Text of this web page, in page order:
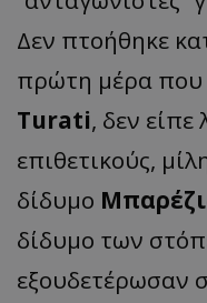
Δεν πτοήθηκε
πρώτη μέρα
Turati, δεν είπε
επιθετικούς,
δίδυμο
δίδυμο των
εξουδετέρωσαν